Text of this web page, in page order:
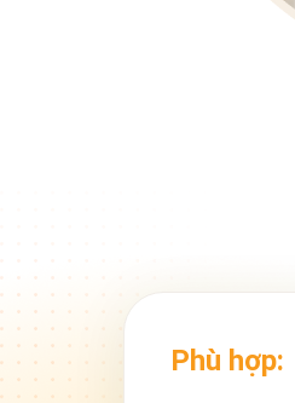
Phù hợp: